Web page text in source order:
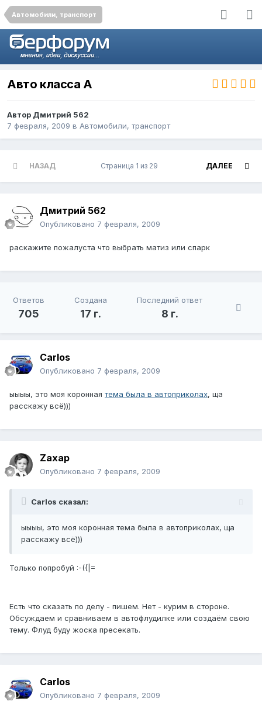
Автомобили, транспорт
Авто класса А
Автор Дмитрий 562
7 февраля, 2009 в Автомобили, транспорт
НАЗАД ДАЛЕЕ
Страница 1 из 29
Дмитрий 562
Опубликовано 7 февраля, 2009
раскажите пожалуста что выбрать матиз или спарк
Ответов
705
Создана
17 г.
Последний ответ
8 г.
Carlos
Опубликовано 7 февраля, 2009
ыыыы, это моя коронная тема была в автоприколах, ща
расскажу всё)))
Zaxap
Опубликовано 7 февраля, 2009
Carlos сказал:
ыыыы, это моя коронная тема была в автоприколах, ща
расскажу всё)))
Только попробуй :-({|=
Есть что сказать по делу - пишем. Нет - курим в стороне.
Обсуждаем и сравниваем в автофлудилке или создаём свою
тему. Флуд буду жоска пресекать.
Carlos
Опубликовано 7 февраля, 2009